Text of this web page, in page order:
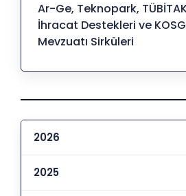
Ar-Ge, Teknopark,
İhracat Destekleri ve
Mevzuatı Sirküleri
2026
2025